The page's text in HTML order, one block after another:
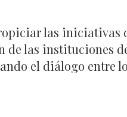
las iniciativas
las instituciones
el diálogo